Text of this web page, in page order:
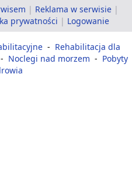
| Reklama w serwisie |
prywatności | Logowanie
- Rehabilitacja dla
- Noclegi nad morzem - Pobyty